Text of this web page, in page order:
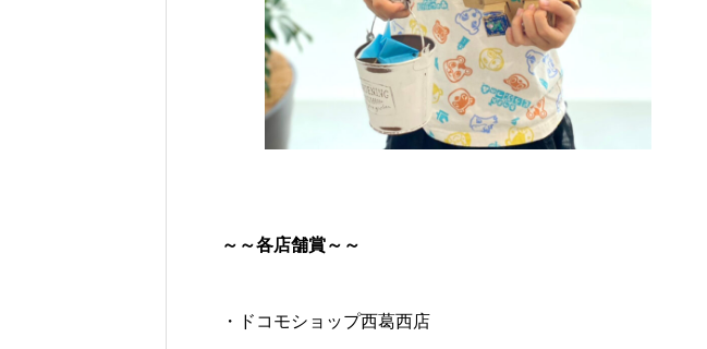
～～各店舗賞～～
・ドコモショップ西葛西店